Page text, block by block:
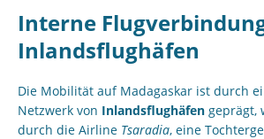
Interne
Inlandsflughäfen
Die Mobilität auf Madagaskar ist durch
Netzwerk von Inlandsflughäfen geprägt,
durch die Airline Tsaradia, eine